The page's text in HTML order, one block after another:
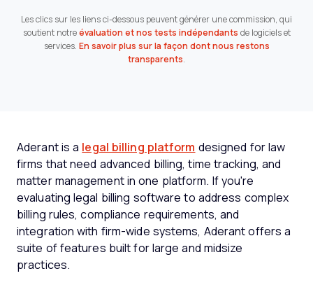
Les clics sur les liens ci-dessous peuvent générer une commission, qui
soutient notre évaluation et nos tests indépendants de logiciels et
services. En savoir plus sur la façon dont nous restons
transparents.
Aderant is a legal billing platform designed for law
firms that need advanced billing, time tracking, and
matter management in one platform. If you're
evaluating legal billing software to address complex
billing rules, compliance requirements, and
integration with firm-wide systems, Aderant offers a
suite of features built for large and midsize
practices.